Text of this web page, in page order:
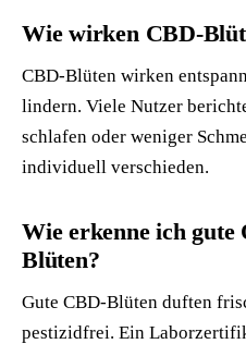
Wie wirken CBD-
CBD-Blüten wirken
lindern. Viele Nutzer
schlafen oder weniger
individuell verschieden.
Wie erkenne ich
Blüten?
Gute CBD-Blüten duften
pestizidfrei. Ein